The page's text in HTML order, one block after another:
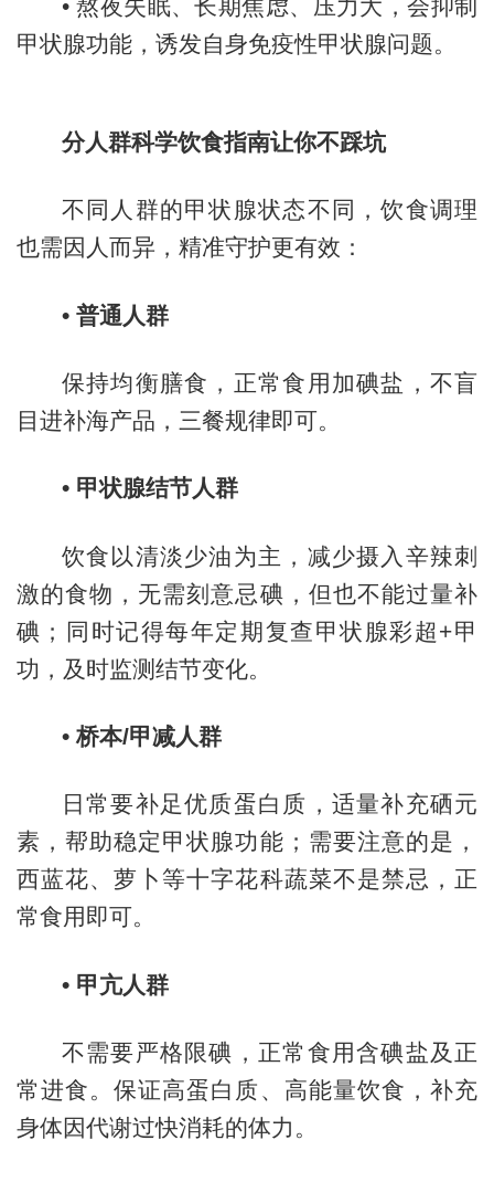
•熬夜失眠、长期焦虑、压力大，会抑制
甲状腺功能，诱发自身免疫性甲状腺问题。
分人群科学饮食指南让你不踩坑
不同人群的甲状腺状态不同，饮食调理
也需因人而异，精准守护更有效：
• 普通人群
保持均衡膳食，正常食用加碘盐，不盲
目进补海产品，三餐规律即可。
• 甲状腺结节人群
饮食以清淡少油为主，减少摄入辛辣刺
激的食物，无需刻意忌碘，但也不能过量补
碘；同时记得每年定期复查甲状腺彩超+甲
功，及时监测结节变化。
•桥本/甲减人群
日常要补足优质蛋白质，适量补充硒元
素，帮助稳定甲状腺功能；需要注意的是，
西蓝花、萝卜等十字花科蔬菜不是禁忌，正
常食用即可。
• 甲亢人群
不需要严格限碘，正常食用含碘盐及正
常进食。保证高蛋白质、高能量饮食，补充
身体因代谢过快消耗的体力。